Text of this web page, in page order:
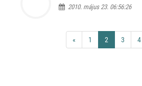
2010. május 23. 06:56:26
« 1 2 3 4